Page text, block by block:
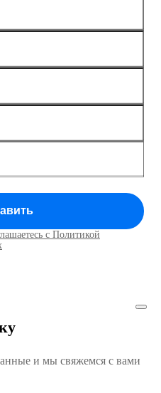
MES1428-03
MES1428-04
MES1428
MES1428
MES1428
с Политикой
и мы свяжемся с вами